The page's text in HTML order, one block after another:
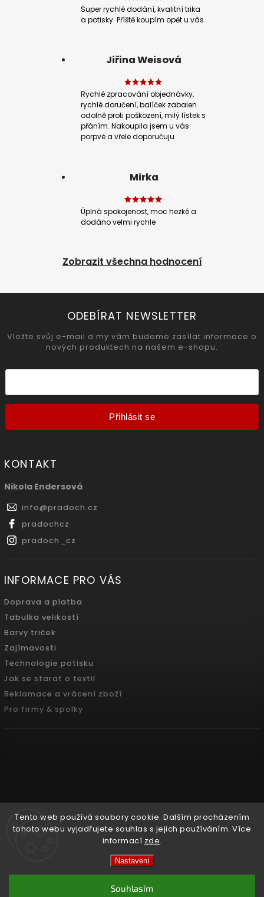
Tento web používá soubory cookie. Dalším procházením
tohoto webu vyjadřujete souhlas s jejich používáním. Více
informací zde.
Nastavení
Souhlasím
Super rychlé dodání, kvalitní trika
a potisky. Příště koupím opět u vás.
Jiřina Weisová
Rychlé zpracování objednávky,
rychlé doručení, balíček zabalen
odolně proti poškození, milý lístek s
přáním. Nakoupila jsem u vás
porpvé a vřele doporučuju
Mirka
Úplná spokojenost, moc hezké a
dodáno velmi rychle
Zobrazit všechna hodnocení
ODEBÍRAT NEWSLETTER
Vložte svůj e-mail a my vám budeme zasílat informace o
nových produktech na našem e-shopu.
Přihlásit se
KONTAKT
Nikola Endersová
info@pradoch.cz
pradochcz
pradoch_cz
INFORMACE PRO VÁS
Doprava a platba
Tabulka velikostí
Barvy triček
Zajímavosti
Technologie potisku
Jak se starat o textil
Reklamace a vrácení zboží
Pro firmy & spolky
Shoptet| Design